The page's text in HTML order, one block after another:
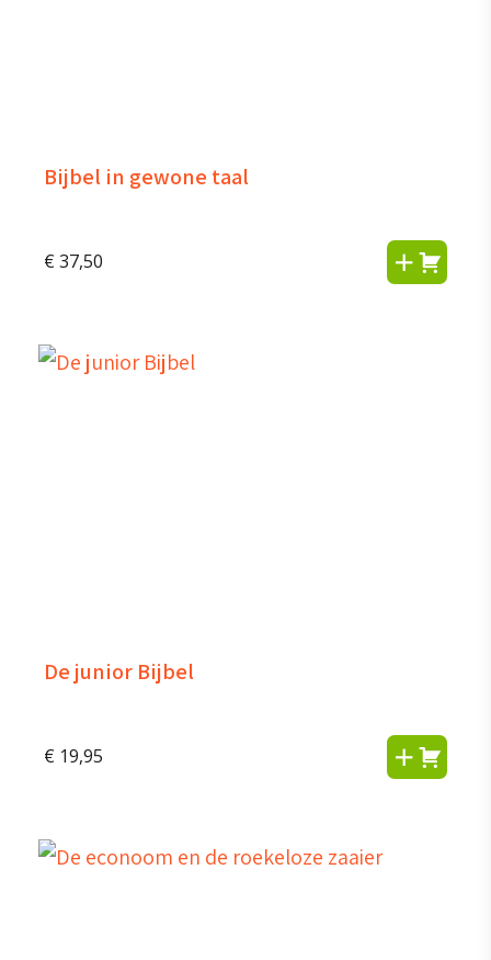
Bijbel in gewone taal
€ 37,50
De junior Bijbel
€ 19,95